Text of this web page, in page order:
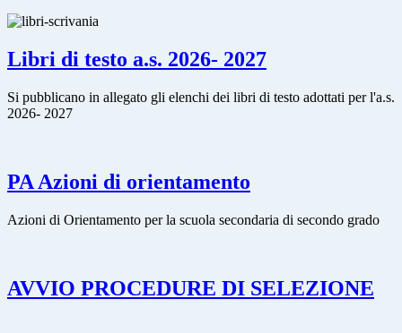
Libri di testo a.s. 2026- 2027
Si pubblicano in allegato gli elenchi dei libri di testo adottati per l'a.s.
2026- 2027
PA Azioni di orientamento
Azioni di Orientamento per la scuola secondaria di secondo grado
AVVIO PROCEDURE DI SELEZIONE